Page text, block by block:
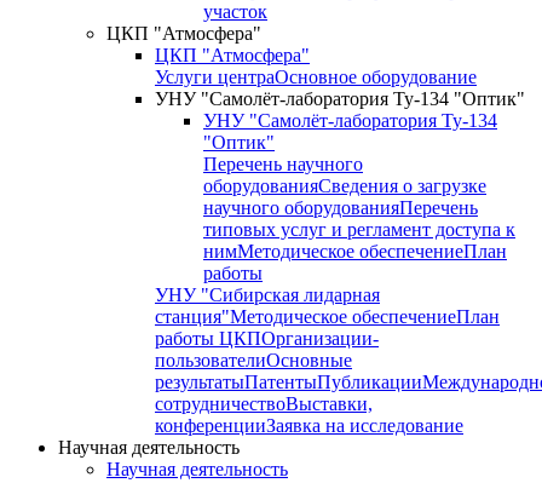
участок
ЦКП "Атмосфера"
ЦКП "Атмосфера"
Услуги центраОсновное оборудование
УНУ "Самолёт-лаборатория Ту-134 "Оптик"
УНУ "Самолёт-лаборатория Ту-134
"Оптик"
Перечень научного
оборудованияСведения о загрузке
научного оборудованияПеречень
типовых услуг и регламент доступа к
нимМетодическое обеспечениеПлан
работы
УНУ "Сибирская лидарная
станция"Методическое обеспечениеПлан
работы ЦКПОрганизации-
пользователиОсновные
результатыПатентыПубликации
сотрудничествоВыставки,
конференцииЗаявка на исследование
Научная деятельность
Научная деятельность